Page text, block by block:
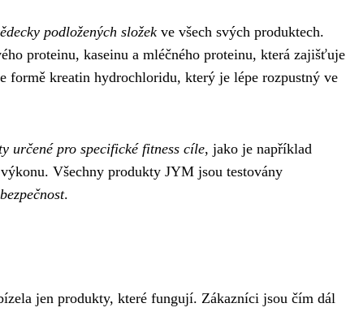
podložených složek ve všech svých produktech.
proteinu, kaseinu a mléčného proteinu, která zajišťuje
kreatin hydrochloridu, který je lépe rozpustný ve
určené pro specifické fitness cíle, jako je například
Všechny produkty JYM jsou testovány
.
jen produkty, které fungují. Zákazníci jsou čím dál